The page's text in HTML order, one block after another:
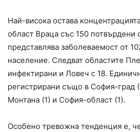
Най-висока остава
област Враца със 150 потвърдени
представлява заболеваемост от
население. Следват областите
инфектирани и Ловеч с 18.
регистрирани също в София-град
Монтана (1) и София-област (1).
Особено тревожна тенденция е,